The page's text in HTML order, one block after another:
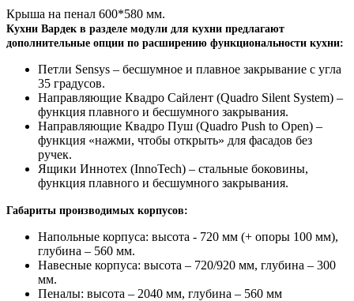
Крыша на пенал 600*580 мм.
Кухни Вардек в разделе модули для кухни предлагают
дополнительные опции по расширению функциональности кухни:
Петли Sensys – бесшумное и плавное закрывание с угла
35 градусов.
Направляющие Квадро Сайлент (Quadro Silent System) –
функция плавного и бесшумного закрывания.
Направляющие Квадро Пуш (Quadro Push to Open) –
функция «нажми, чтобы открыть» для фасадов без
ручек.
Ящики Иннотех (InnoTech) – стальные боковины,
функция плавного и бесшумного закрывания.
Габариты производимых корпусов:
Напольные корпуса: высота - 720 мм (+ опоры 100 мм),
глубина – 560 мм.
Навесные корпуса: высота – 720/920 мм, глубина – 300
мм.
Пеналы: высота – 2040 мм, глубина – 560 мм